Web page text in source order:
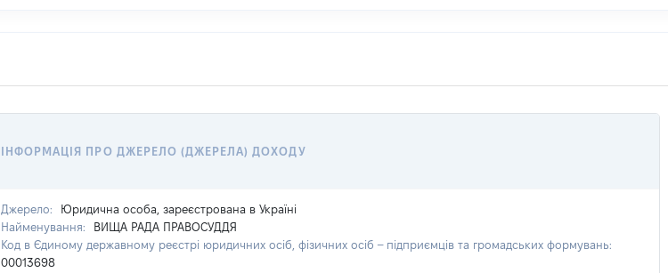
ІНФОРМАЦІЯ ПРО ДЖЕРЕЛО (ДЖЕРЕЛА) ДОХОДУ
Джерело:
Юридична особа, зареєстрована в Україні
Найменування:
ВИЩА РАДА ПРАВОСУДДЯ
Код в Єдиному державному реєстрі юридичних осіб, фізичних осіб – підприємців та громадських формувань:
00013698